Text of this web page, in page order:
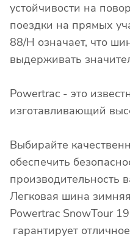
устойчивости на
поездки на прямых
88/H означает, что
выдерживать
Powertrac - это
изготавливающий
Выбирайте
обеспечить
производительность
Легковая шина
Powertrac SnowTour
гарантирует